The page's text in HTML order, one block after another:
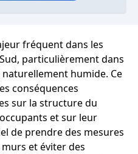
fréquent dans les
particulièrement dans
humide. Ce
conséquences
sur la structure du
et sur leur
de prendre des mesures
et éviter des